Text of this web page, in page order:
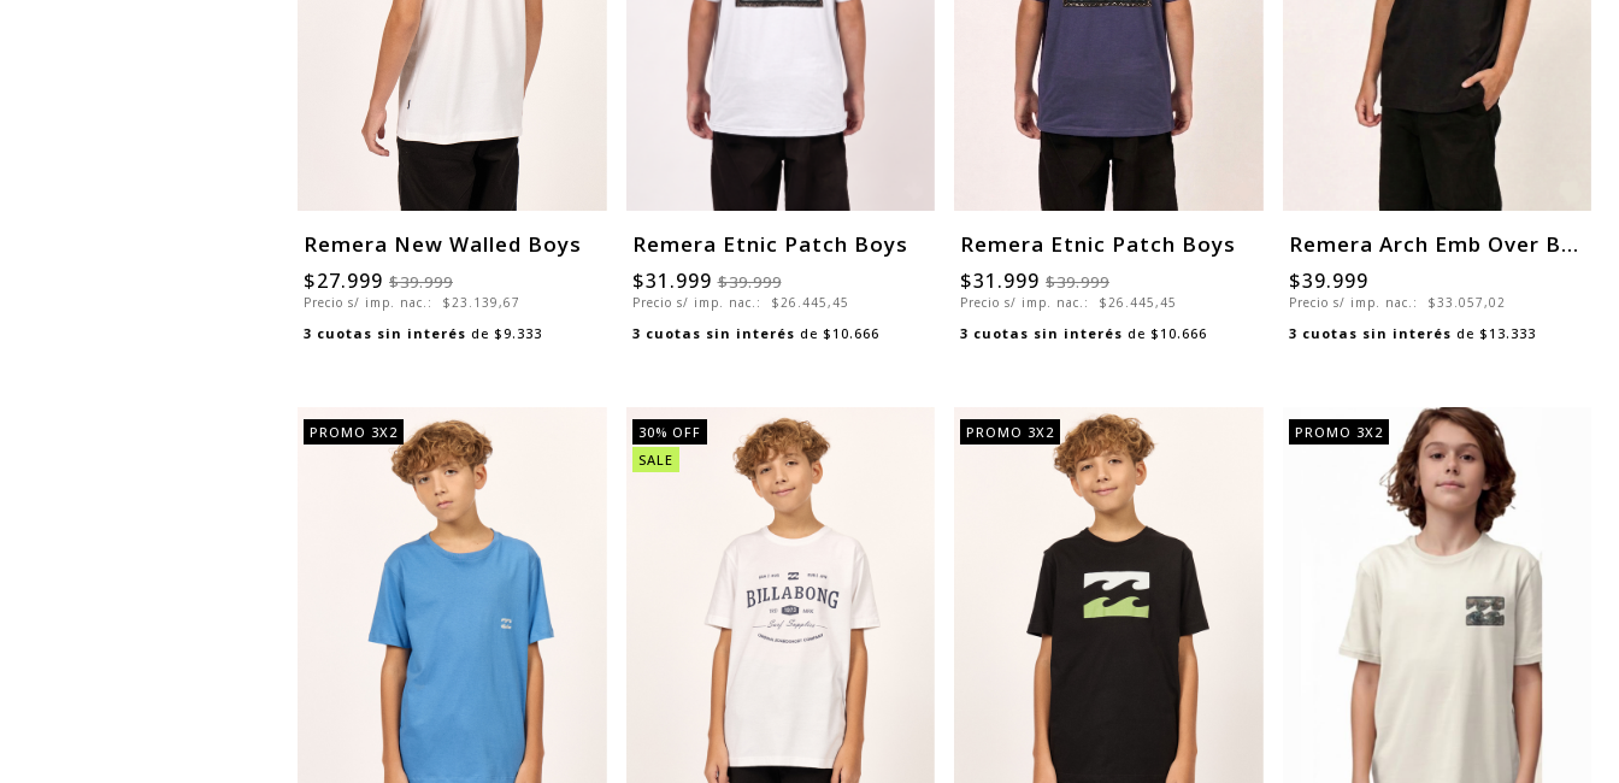
Remera New Walled Boys
$27.999 $39.999
Precio s/ imp. nac.: $23.139,67
3 cuotas sin interés de $9.333
Remera Etnic Patch Boys
$31.999$39.999
Precio s/ imp. nac.: $26.445,45
3 cuotas sin interés de $10.666
Remera Etnic Patch Boys
$31.999 $39.999
Precio s/ imp. nac.: $26.445,45
3 cuotas sin interés de $10.666
Remera Arch Emb Over Boys
$39.999
Precio s/ imp. nac.: $33.057,02
3 cuotas sin interés de $13.333
PROMO 3X2 30% OFF
SALE
PROMO 3X2 PROMO 3X2